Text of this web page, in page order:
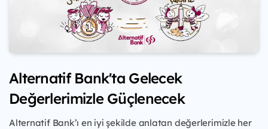
Alternatif Bank'ta Gelecek
Değerlerimizle Güçlenecek
Alternatif Bank’ı en iyi şekilde anlatan değerlerimizle her